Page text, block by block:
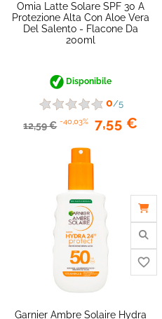
Omia Latte Solare SPF 30 A
Protezione Alta Con Aloe Vera
Del Salento - Flacone Da
200ml
Disponibile
0/5
12,59 € -40,03% 7,55 €
Garnier Ambre Solaire Hydra